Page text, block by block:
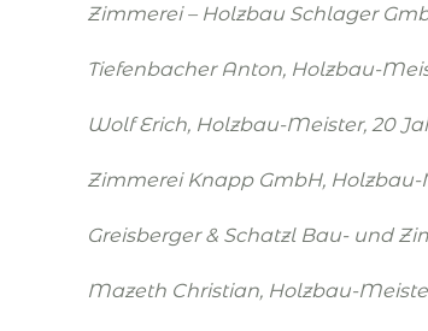
Zimmerei – Holzbau Schlager
Tiefenbacher Anton, Holzbau-
Wolf Erich, Holzbau-Meister, 20
Zimmerei Knapp GmbH,
Greisberger & Schatzl Bau- und
Mazeth Christian, Holzbau-